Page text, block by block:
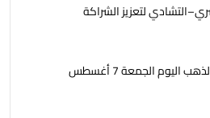
لتعزيز الشراكة
عيار 21بـ 5980 جنيها.. سعر الذهب اليوم الجمعة 7 أغسطس